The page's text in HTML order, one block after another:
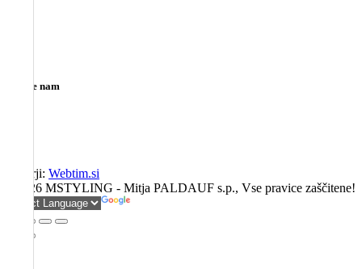
Sledite nam
Avtorji: Webtim.si
2026 MSTYLING - Mitja PALDAUF s.p., Vse pravice zaščitene!